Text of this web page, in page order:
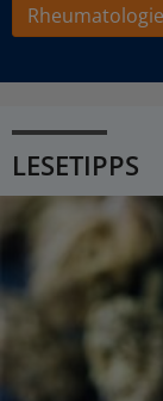
Rheumatologie
LESETIPPS